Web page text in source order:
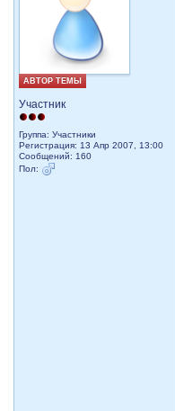
АВТОР ТЕМЫ
Участник
Группа: Участники
Регистрация: 13 Апр 2007, 13:00
Сообщений: 160
Пол: